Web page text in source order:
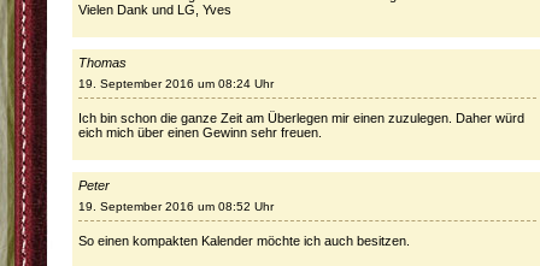
Vielen Dank und LG, Yves
Thomas
19. September 2016 um 08:24 Uhr
Ich bin schon die ganze Zeit am Überlegen mir einen zuzulegen. Daher würd
eich mich über einen Gewinn sehr freuen.
Peter
19. September 2016 um 08:52 Uhr
So einen kompakten Kalender möchte ich auch besitzen.